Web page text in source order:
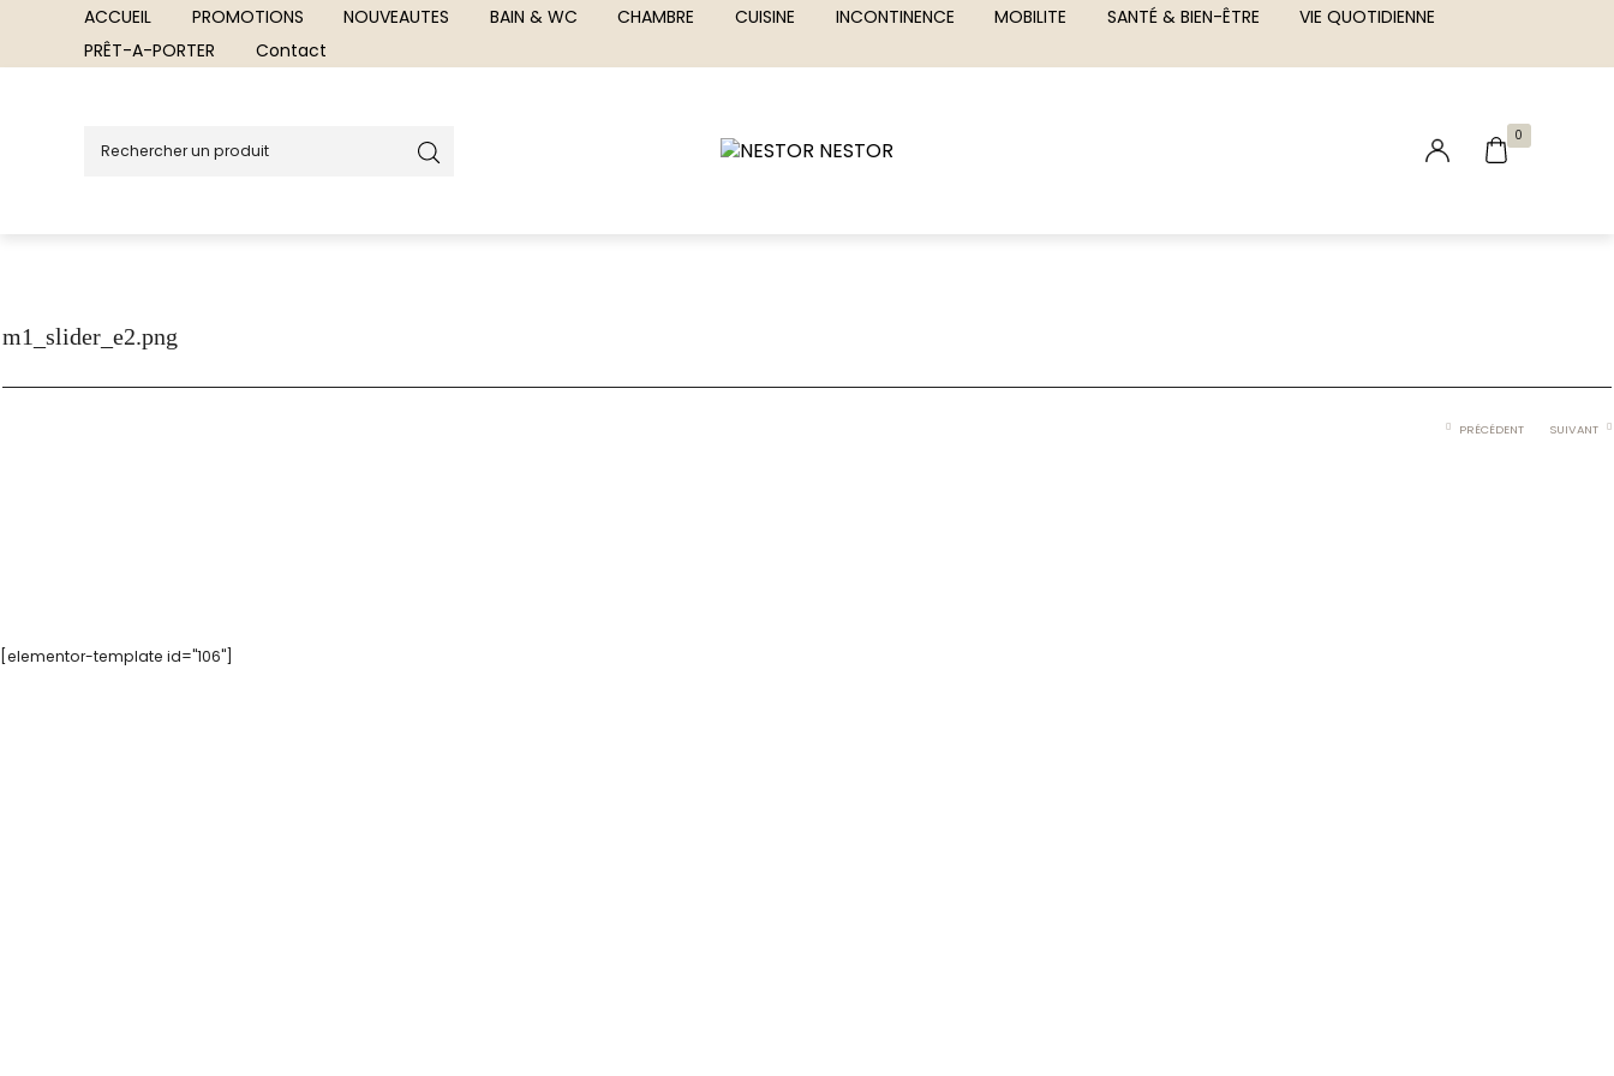
ACCUEIL PROMOTIONS NOUVEAUTES BAIN & WC CHAMBRE CUISINE INCONTINENCE MOBILITE SANTÉ & BIEN-ÊTRE
VIE QUOTIDIENNE
PRÊT-A-PORTER
Contact
0
m1_slider_e2.png
PRÉCÉDENT SUIVANT
[elementor-template id="106"]